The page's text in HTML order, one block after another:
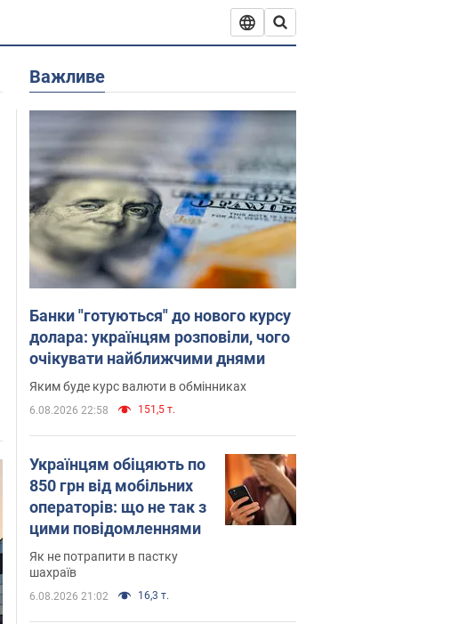
Важливе
Банки "готуються" до нового курсу
долара: українцям розповіли, чого
очікувати найближчими днями
Яким буде курс валюти в обмінниках
6.08.2026 22:58 151,5 т.
Українцям обіцяють по
850 грн від мобільних
операторів: що не так з
цими повідомленнями
Як не потрапити в пастку
шахраїв
6.08.2026 21:02 16,3 т.